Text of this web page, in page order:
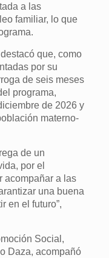
a las
familiar, lo que
que, como
por su
de seis meses
programa,
de 2026 y
materno-
de un
por el
acompañar a las
una buena
en el futuro”,
Social,
Daza, acompañó